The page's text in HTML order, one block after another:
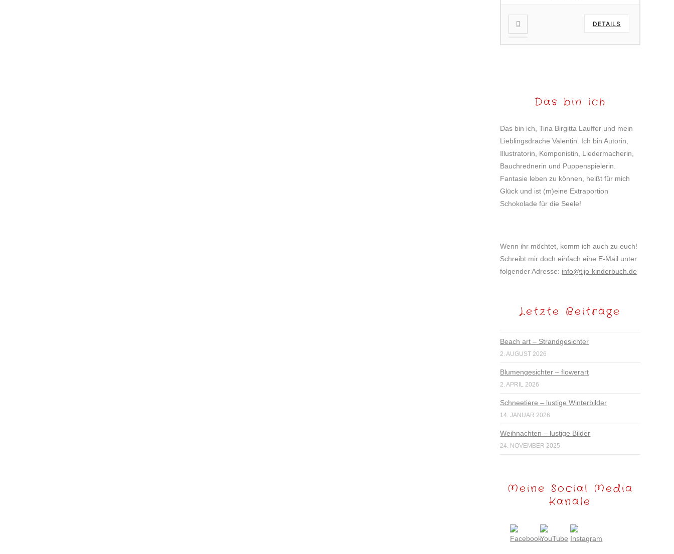
DETAILS
Das bin ich
Das bin ich, Tina Birgitta Lauffer und mein
Lieblingsdrache Valentin. Ich bin Autorin,
Illustratorin, Komponistin, Liedermacherin,
Bauchrednerin und Puppenspielerin.
Fantasie leben zu können, heißt für mich
Glück und ist (m)eine Extraportion
Schokolade für die Seele!
Wenn ihr möchtet, komm ich auch zu euch!
Schreibt mir doch einfach eine E-Mail unter
folgender Adresse: info@tijo-kinderbuch.de
Letzte Beiträge
Beach art – Strandgesichter
2. AUGUST 2026
Blumengesichter – flowerart
2. APRIL 2026
Schneetiere – lustige Winterbilder
14. JANUAR 2026
Weihnachten – lustige Bilder
24. NOVEMBER 2025
Meine Social Media
Kanäle